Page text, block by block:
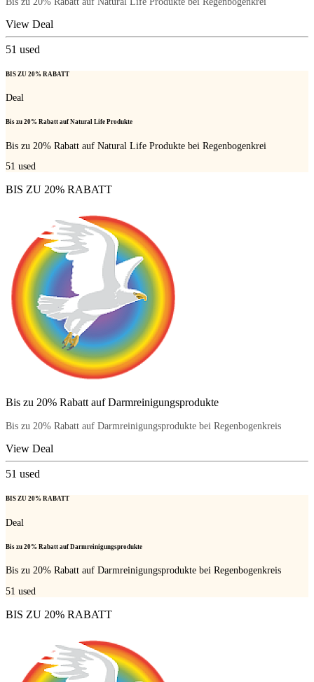
View Deal
51 used
BIS ZU 20% RABATT
Deal
Bis zu 20% Rabatt auf Natural Life Produkte
Bis zu 20% Rabatt auf Natural Life Produkte bei Regenbogenkrei
51 used
BIS ZU 20% RABATT
Bis zu 20% Rabatt auf Darmreinigungsprodukte
Bis zu 20% Rabatt auf Darmreinigungsprodukte bei Regenbogenkreis
View Deal
51 used
BIS ZU 20% RABATT
Deal
Bis zu 20% Rabatt auf Darmreinigungsprodukte
Bis zu 20% Rabatt auf Darmreinigungsprodukte bei Regenbogenkreis
51 used
BIS ZU 20% RABATT